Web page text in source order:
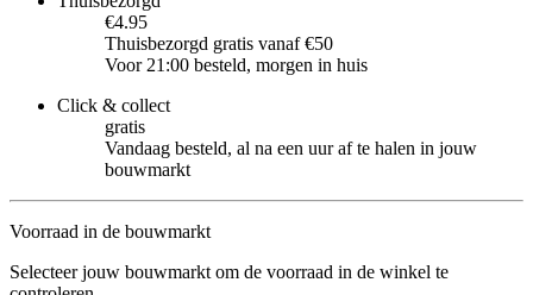
€4.95
Thuisbezorgd gratis vanaf €50
Voor 21:00 besteld, morgen in huis
Click & collect
gratis
Vandaag besteld, al na een uur af te halen in jouw
bouwmarkt
Voorraad in de bouwmarkt
Selecteer jouw bouwmarkt om de voorraad in de winkel te